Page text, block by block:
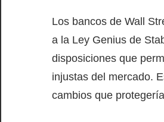
Los bancos de Wall
a la Ley Genius de
disposiciones que
injustas del mercado.
cambios que